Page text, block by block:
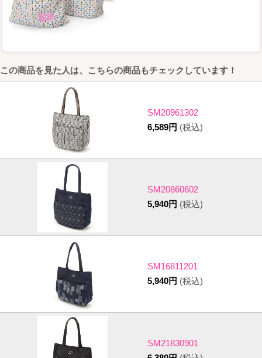
この商品を見た人は、こちらの商品もチェックしています！
SM20961302
6,589円 (税込)
SM20860602
5,940円 (税込)
SM16811201
5,940円 (税込)
SM21830901